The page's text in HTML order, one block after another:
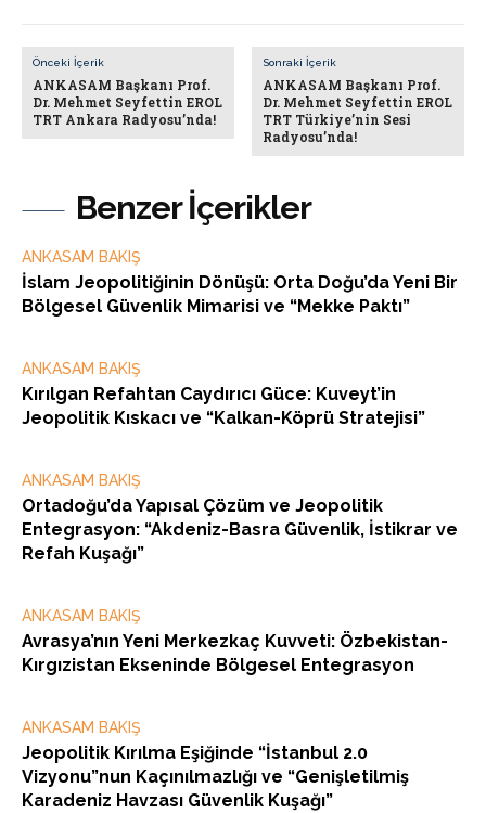
Benzer İçerikler
ANKASAM BAKIŞ
İslam Jeopolitiğinin Dönüşü: Orta Doğu’da Yeni Bir
Bölgesel Güvenlik Mimarisi ve “Mekke Paktı”
ANKASAM BAKIŞ
Kırılgan Refahtan Caydırıcı Güce: Kuveyt’in
Jeopolitik Kıskacı ve “Kalkan-Köprü Stratejisi”
ANKASAM BAKIŞ
Ortadoğu’da Yapısal Çözüm ve Jeopolitik
Entegrasyon: “Akdeniz-Basra Güvenlik, İstikrar ve
Refah Kuşağı”
ANKASAM BAKIŞ
Avrasya’nın Yeni Merkezkaç Kuvveti: Özbekistan-
Kırgızistan Ekseninde Bölgesel Entegrasyon
ANKASAM BAKIŞ
Jeopolitik Kırılma Eşiğinde “İstanbul 2.0
Vizyonu”nun Kaçınılmazlığı ve “Genişletilmiş
Karadeniz Havzası Güvenlik Kuşağı”
Önceki İçerik
ANKASAM Başkanı Prof.
Dr. Mehmet Seyfettin EROL
TRT Ankara Radyosu’nda!
Sonraki İçerik
ANKASAM Başkanı Prof.
Dr. Mehmet Seyfettin EROL
TRT Türkiye’nin Sesi
Radyosu’nda!